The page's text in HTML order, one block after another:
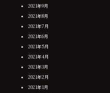
2021年9月
2021年8月
2021年7月
2021年6月
2021年5月
2021年4月
2021年3月
2021年2月
2021年1月